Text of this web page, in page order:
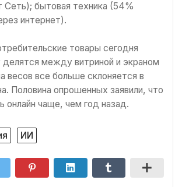
Сеть); бытовая техника (54%
интернет).
товары сегодня
делятся между витриной и экраном
весов все больше склоняется в
Половина опрошенных заявили, что
онлайн чаще, чем год назад.
ИИ